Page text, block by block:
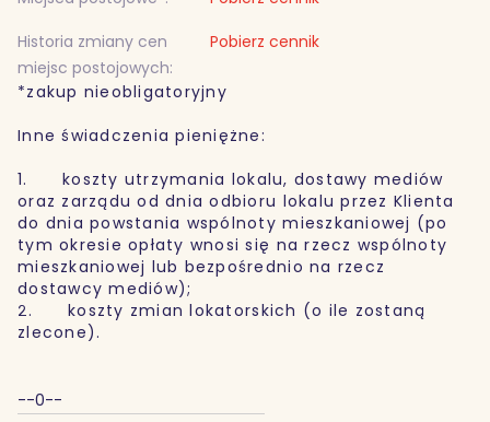
Historia zmiany cen
miejsc postojowych:
Pobierz cennik
*zakup nieobligatoryjny
Inne świadczenia pieniężne:
1. koszty utrzymania lokalu, dostawy mediów
oraz zarządu od dnia odbioru lokalu przez Klienta
do dnia powstania wspólnoty mieszkaniowej (po
tym okresie opłaty wnosi się na rzecz wspólnoty
mieszkaniowej lub bezpośrednio na rzecz
dostawcy mediów);
2. koszty zmian lokatorskich (o ile zostaną
zlecone).
--0--